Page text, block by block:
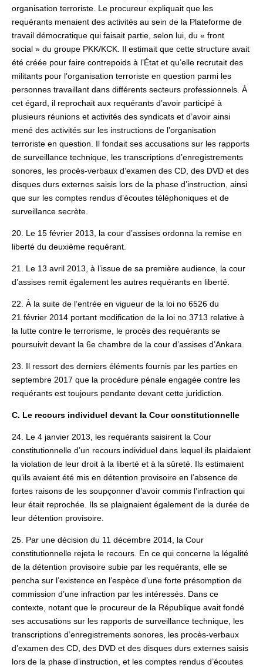
organisation terroriste. Le procureur expliquait que les
requérants menaient des activités au sein de la Plateforme de
travail démocratique qui faisait partie, selon lui, du « front
social » du groupe PKK/KCK. Il estimait que cette structure avait
été créée pour faire contrepoids à l’État et qu’elle recrutait des
militants pour l’organisation terroriste en question parmi les
personnes travaillant dans différents secteurs professionnels. À
cet égard, il reprochait aux requérants d’avoir participé à
plusieurs réunions et activités des syndicats et d’avoir ainsi
mené des activités sur les instructions de l’organisation
terroriste en question. Il fondait ses accusations sur les rapports
de surveillance technique, les transcriptions d’enregistrements
sonores, les procès-verbaux d’examen des CD, des DVD et des
disques durs externes saisis lors de la phase d’instruction, ainsi
que sur les comptes rendus d’écoutes téléphoniques et de
surveillance secrète.
20. Le 15 février 2013, la cour d’assises ordonna la remise en
liberté du deuxième requérant.
21. Le 13 avril 2013, à l’issue de sa première audience, la cour
d’assises remit également les autres requérants en liberté.
22. À la suite de l’entrée en vigueur de la loi no 6526 du
21 février 2014 portant modification de la loi no 3713 relative à
la lutte contre le terrorisme, le procès des requérants se
poursuivit devant la 6e chambre de la cour d’assises d’Ankara.
23. Il ressort des derniers éléments fournis par les parties en
septembre 2017 que la procédure pénale engagée contre les
requérants est toujours pendante devant cette juridiction.
C. Le recours individuel devant la Cour constitutionnelle
24. Le 4 janvier 2013, les requérants saisirent la Cour
constitutionnelle d’un recours individuel dans lequel ils plaidaient
la violation de leur droit à la liberté et à la sûreté. Ils estimaient
qu’ils avaient été mis en détention provisoire en l’absence de
fortes raisons de les soupçonner d’avoir commis l’infraction qui
leur était reprochée. Ils se plaignaient également de la durée de
leur détention provisoire.
25. Par une décision du 11 décembre 2014, la Cour
constitutionnelle rejeta le recours. En ce qui concerne la légalité
de la détention provisoire subie par les requérants, elle se
pencha sur l’existence en l’espèce d’une forte présomption de
commission d’une infraction par les intéressés. Dans ce
contexte, notant que le procureur de la République avait fondé
ses accusations sur les rapports de surveillance technique, les
transcriptions d’enregistrements sonores, les procès-verbaux
d’examen des CD, des DVD et des disques durs externes saisis
lors de la phase d’instruction, et les comptes rendus d’écoutes